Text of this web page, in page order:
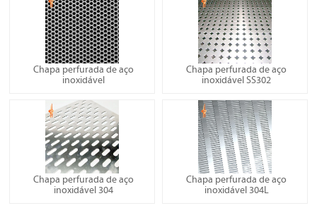
Chapa perfurada de aço
inoxidável
Chapa perfurada de aço
inoxidável SS302
Chapa perfurada de aço
inoxidável 304
Chapa perfurada de aço
inoxidável 304L